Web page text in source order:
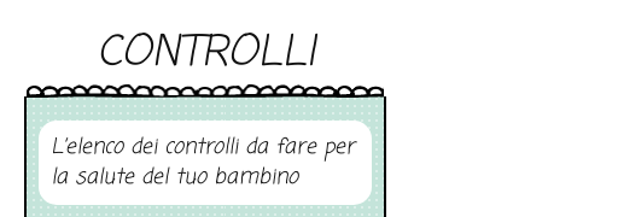
CONTROLLI
L’elenco dei controlli da fare per
la salute del tuo bambino